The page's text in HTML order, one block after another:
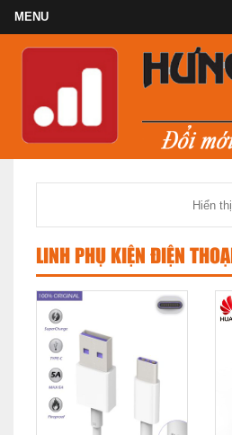
Hiển thị
LINH PHỤ KIỆN ĐIỆN THOẠI